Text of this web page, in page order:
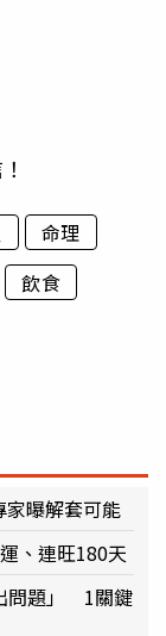
命理
飲食
曝解套可能
、連旺180天
問題」 1關鍵